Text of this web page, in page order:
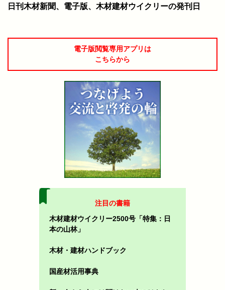
日刊木材新聞、電子版、木材建材ウイクリーの発刊日
電子版閲覧専用アプリは
こちらから
注目の書籍
木材建材ウイクリー2500号「特集：日
本の山林」
木材・建材ハンドブック
国産材活用事典